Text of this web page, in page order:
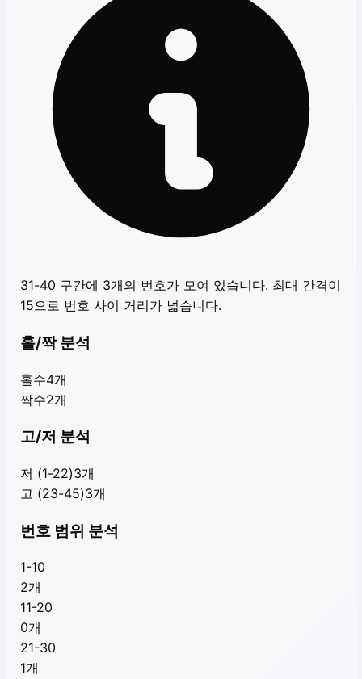
31-40 구간에 3개의 번호가 모여 있습니다. 최대 간격이
15으로 번호 사이 거리가 넓습니다.
홀/짝 분석
홀수4개
짝수2개
고/저 분석
저 (1-22)3개
고 (23-45)3개
번호 범위 분석
1-10
2개
11-20
0개
21-30
1개